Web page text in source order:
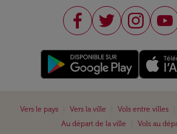
Vers le pays Vers la ville Vols entre villes
Au départ de la ville
Vols au